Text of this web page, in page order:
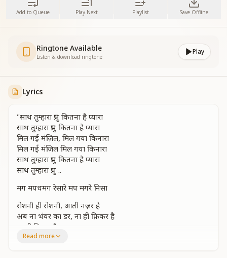
Add to Queue Play Next Playlist Save Offline
Ringtone Available
Listen & download ringtone
Play
Lyrics
"साथ तुम्हारा प्रभु कितना है प्यारा
साथ तुम्हारा प्रभु कितना है प्यारा
मिल गई मंज़िल, मिल गया किनारा
मिल गई मंज़िल मिल गया किनारा
साथ तुम्हारा प्रभु कितना है प्यारा
साथ तुम्हारा प्रभु ..
मग मपधमग रेसारे मप मगरे निसा
रोशनी ही रोशनी, आती नज़र है
अब ना भंवर का डर, ना ही फ़िकर है
ना ही फ़िकर है
हाथ में तेरे जब हाथ है हमारा
Read more